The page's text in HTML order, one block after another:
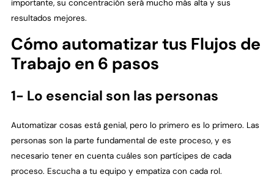
importante, su concentración será mucho más alta y sus
resultados mejores.
Cómo automatizar tus Flujos de
Trabajo en 6 pasos
1- Lo esencial son las personas
Automatizar cosas está genial, pero lo primero es lo primero. Las
personas son la parte fundamental de este proceso, y es
necesario tener en cuenta cuáles son partícipes de cada
proceso. Escucha a tu equipo y empatiza con cada rol.